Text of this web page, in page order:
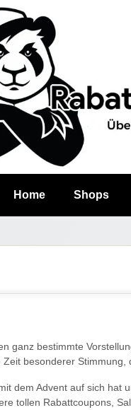
Home Shops
ganz bestimmte
besonderer Stimmung,
dem Advent auf sich hat
tollen Rabattcoupons,